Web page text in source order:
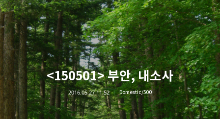
<150501> 부안, 내소사
2016.05.27 11:52 Domestic/500